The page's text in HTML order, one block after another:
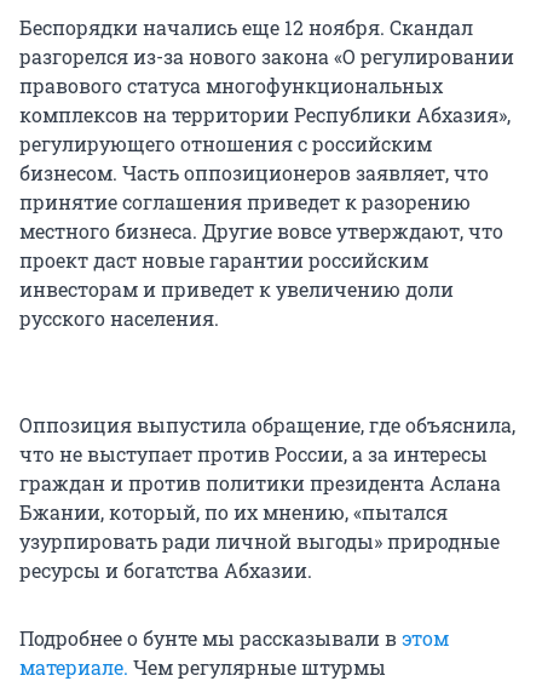
Беспорядки начались еще 12 ноября. Скандал
разгорелся из-за нового закона «О регулировании
правового статуса многофункциональных
комплексов на территории Республики Абхазия»,
регулирующего отношения с российским
бизнесом. Часть оппозиционеров заявляет, что
принятие соглашения приведет к разорению
местного бизнеса. Другие вовсе утверждают, что
проект даст новые гарантии российским
инвесторам и приведет к увеличению доли
русского населения.
Оппозиция выпустила обращение, где объяснила,
что не выступает против России, а за интересы
граждан и против политики президента Аслана
Бжании, который, по их мнению, «пытался
узурпировать ради личной выгоды» природные
ресурсы и богатства Абхазии.
Подробнее о бунте мы рассказывали вэтом
материале. Чем регулярные штурмы